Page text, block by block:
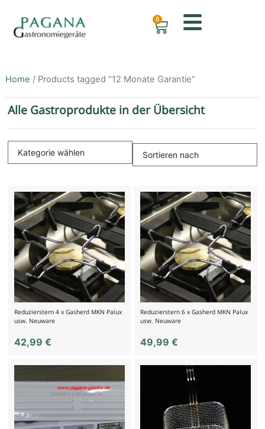
0
Home / Products tagged “12 Monate Garantie”
Alle Gastroprodukte in der Übersicht
Reduzierstern 4 x Gasherd MKN Palux
usw. Neuware
42,99 €
Reduzierstern 6 x Gasherd MKN Palux
usw. Neuware
49,99€